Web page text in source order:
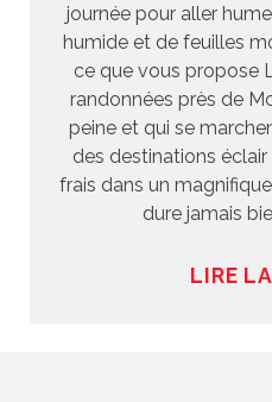
journée pour aller
humide et de feuilles
ce que vous propose
randonnées près de
peine et qui se
des destinations éclair
frais dans un
dure jamais
LIRE